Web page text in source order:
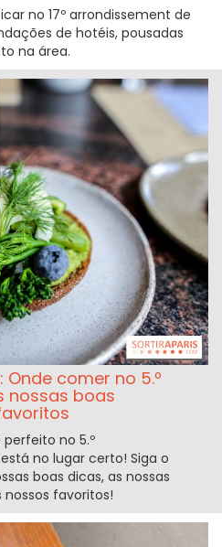
no 17º arrondissement de
de hotéis, pousadas
na área.
Onde comer no 5.º
nossas boas
no 5.º
no lugar certo! Siga o
boas dicas, as nossas
favoritos!